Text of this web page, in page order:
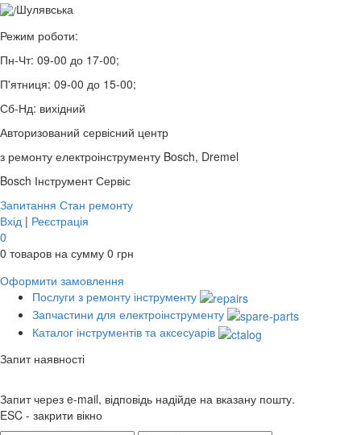
Шулявська
Режим роботи:
Пн-Чт: 09-00 до 17-00;
П'ятниця: 09-00 до 15-00;
Сб-Нд: вихідний
Авторизований сервісний центр
з ремонту електроінструменту Bosch, Dremel
Bosch Інструмент Сервіс
Запитання Стан ремонту
Вхід | Реєстрація
0
0 товаров на сумму 0 грн
Оформити замовлення
Послуги з ремонту інструменту
Запчастини для електроінструменту
Каталог інструментів та аксесуарів
Запит наявності
Запит через e-mail, відповідь надійде на вказану пошту.
ESC - закрити вікно